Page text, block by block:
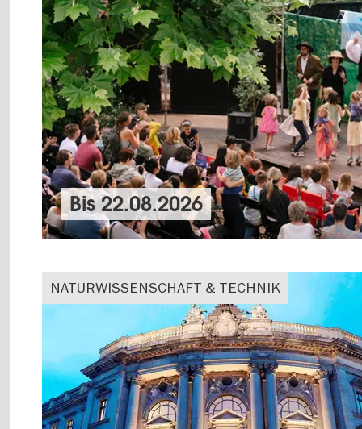
Bis22.08.2026
NATURWISSENSCHAFT & TECHNIK